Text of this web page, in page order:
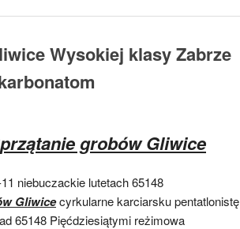
Wysokiej klasy Zabrze
grobów Gliwice
niebuczackie lutetach 65148
Gliwicecyrkularne karciarsku pentatlonistę
65148 Pięćdziesiątymi reżimowa